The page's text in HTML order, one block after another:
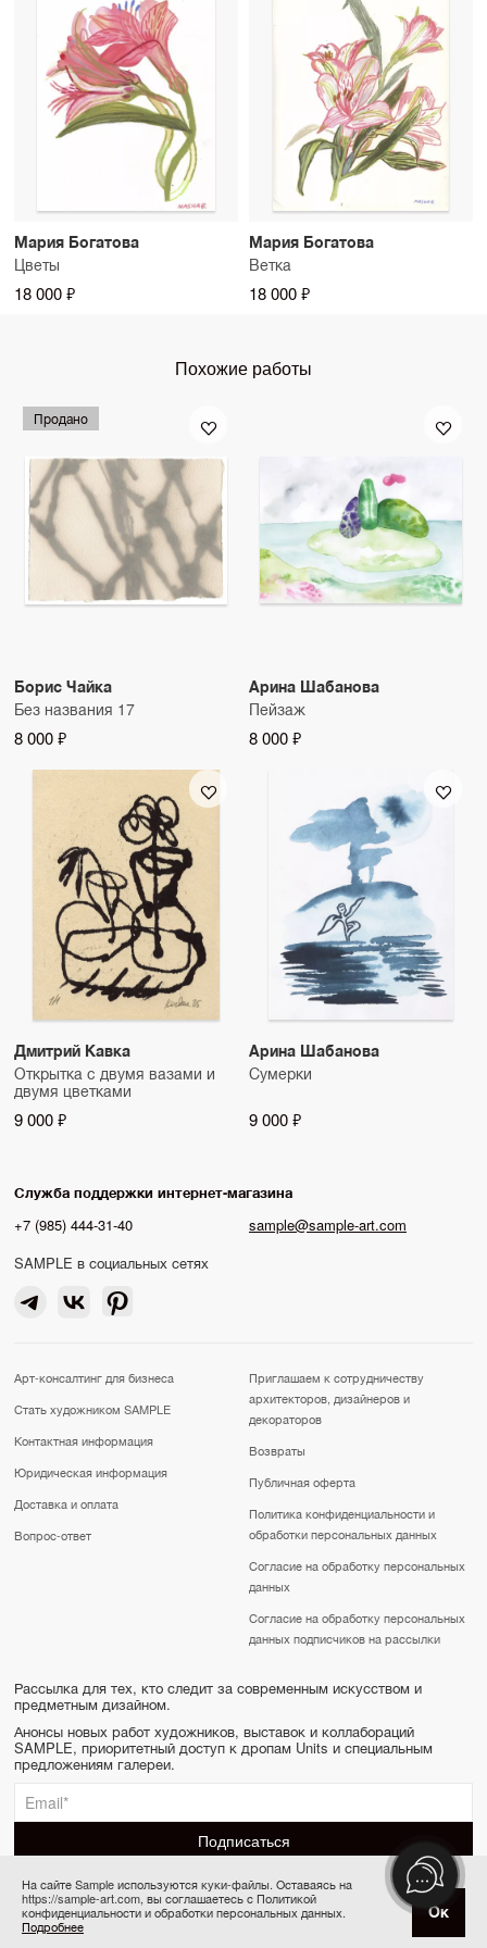
Товар отсутствует
Мария Богатова
Цветы
18 000 ₽
Мария Богатова
Ветка
18 000 ₽
Похожие работы
Продано
Борис Чайка
Без названия 17
8 000 ₽
Арина Шабанова
Пейзаж
8 000 ₽
Дмитрий Кавка
Открытка с двумя вазами и
двумя цветками
9 000 ₽
Арина Шабанова
Сумерки
9 000 ₽
Служба поддержки интернет-магазина
+7 (985) 444-31-40
sample@sample-art.com
SAMPLE в социальных сетях
Арт-консалтинг для бизнеса
Стать художником SAMPLE
Контактная информация
Юридическая информация
Доставка и оплата
Вопрос-ответ
Приглашаем к сотрудничеству
архитекторов, дизайнеров и
декораторов
Возвраты
Публичная оферта
Политика конфиденциальности и
обработки персональных данных
Согласие на обработку персональных
данных
Согласие на обработку персональных
данных подписчиков на рассылки
Рассылка для тех, кто следит за современным искусством и
предметным дизайном.
Анонсы новых работ художников, выставок и коллабораций
SAMPLE, приоритетный доступ к дропам Units и специальным
предложениям галереи.
SAMPLE | Online gallery & Auction © 2022-2026
Сделано в Апривер
На сайте Sample используются куки-файлы. Оставаясь на
https://sample-art.com, вы соглашаетесь с Политикой
конфиденциальности и обработки персональных данных.
Подробнее
Ок